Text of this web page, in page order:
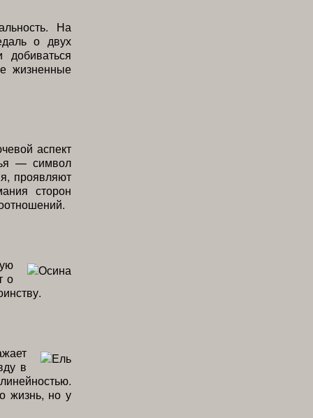
На
о двух
жизненные
аспект
— символ
проявляют
сторон
о
в
жизнь, но у